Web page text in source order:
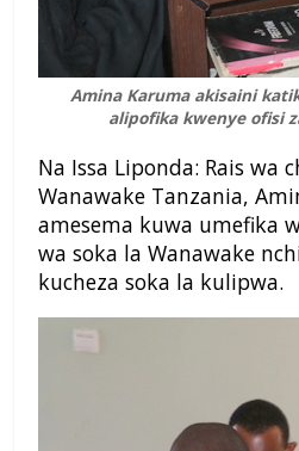
Amina Karuma akisaini
alipofika kwenye ofisi
Na Issa Liponda: Rais wa
Wanawake Tanzania,
amesema kuwa umefika
wa soka la Wanawake
kucheza soka la kulipwa.